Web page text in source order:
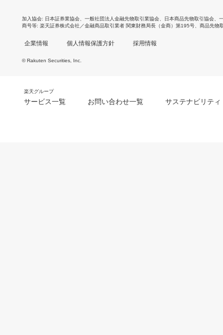
加入協会 日本証券業協会 一般社団法人金融先物取引業協会 日本商品先物取引協会
商号等 楽天証券株式会社／金融商品取引業者 関東財務局長（金商）第195号、商品先物
企業情報 個人情報保護方針 採用情報
© Rakuten Securities, Inc.
楽天グループ
サービス一覧 お問い合わせ一覧 サステナビリティ